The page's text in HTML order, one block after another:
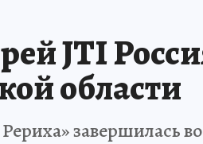
JTI
области
завершилась